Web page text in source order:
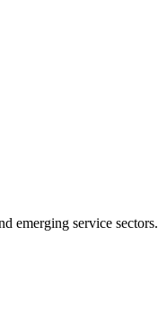
emerging service sectors.